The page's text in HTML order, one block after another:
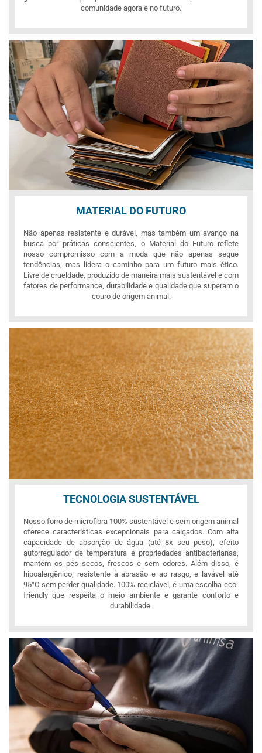
comunidade agora e no futuro.
MATERIAL DO FUTURO
Não apenas resistente e durável, mas também um avanço na
busca por práticas conscientes, o Material do Futuro reflete
nosso compromisso com a moda que não apenas segue
tendências, mas lidera o caminho para um futuro mais ético.
Livre de crueldade, produzido de maneira mais sustentável e com
fatores de performance, durabilidade e qualidade que superam o
couro de origem animal.
TECNOLOGIA SUSTENTÁVEL
Nosso forro de microfibra 100% sustentável e sem origem animal
oferece características excepcionais para calçados. Com alta
capacidade de absorção de água (até 8x seu peso), efeito
autorregulador de temperatura e propriedades antibacterianas,
mantém os pés secos, frescos e sem odores. Além disso, é
hipoalergênico, resistente à abrasão e ao rasgo, e lavável até
95°C sem perder qualidade. 100% reciclável, é uma escolha eco-
friendly que respeita o meio ambiente e garante conforto e
durabilidade.